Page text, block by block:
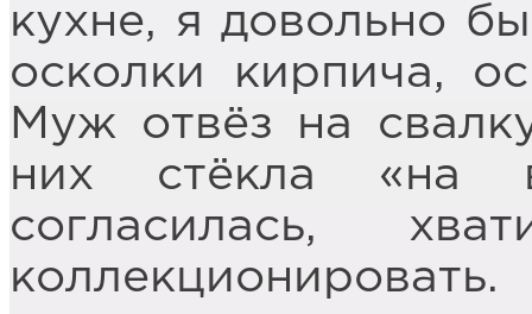
кухне, я довольно
осколки кирпича,
Муж отвёз на
них стёкла «на
согласилась,
коллекционировать.